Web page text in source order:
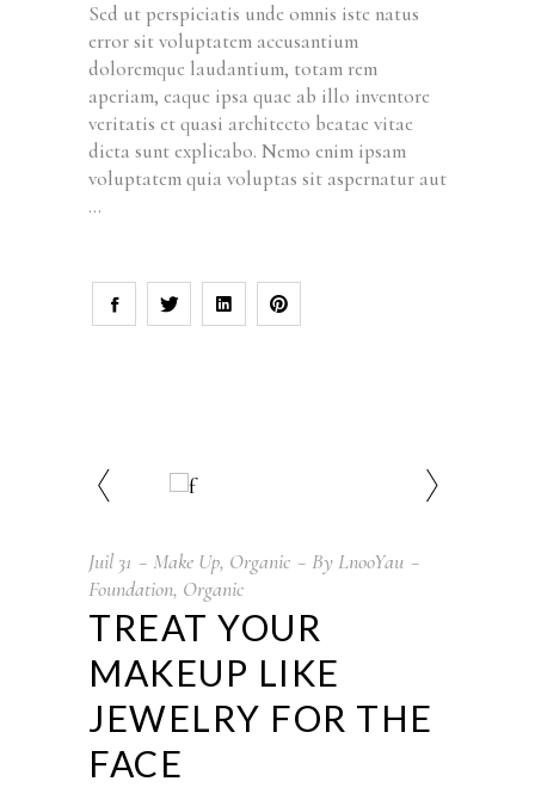
Sed ut perspiciatis unde omnis iste natus
error sit voluptatem accusantium
doloremque laudantium, totam rem
aperiam, eaque ipsa quae ab illo inventore
veritatis et quasi architecto beatae vitae
dicta sunt explicabo. Nemo enim ipsam
voluptatem quia voluptas sit aspernatur aut
Juil 31 Make Up, Organic By LnooYau
Foundation, Organic
TREAT YOUR
MAKEUP LIKE
JEWELRY FOR THE
FACE